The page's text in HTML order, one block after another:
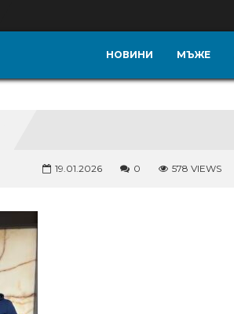
НОВИНИ МЪЖЕ
19.01.2026 0 578 VIEWS